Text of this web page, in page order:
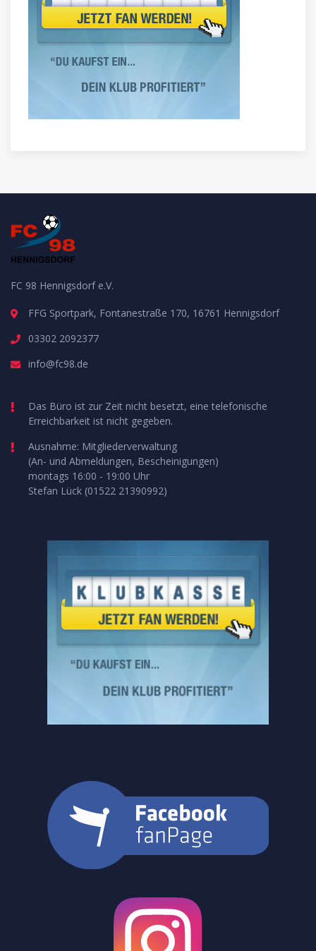
FC 98 Hennigsdorf e.V.
FFG Sportpark, Fontanestraße 170, 16761 Hennigsdorf
03302 2092377
info@fc98.de
Das Büro ist zur Zeit nicht besetzt, eine telefonische
Erreichbarkeit ist nicht gegeben.
Ausnahme: Mitgliederverwaltung
(An- und Abmeldungen, Bescheinigungen)
montags 16:00 - 19:00 Uhr
Stefan Lück (01522 21390992)